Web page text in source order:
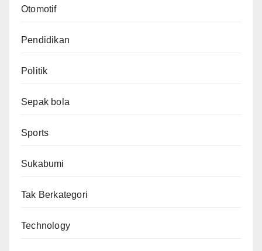
Otomotif
Pendidikan
Politik
Sepak bola
Sports
Sukabumi
Tak Berkategori
Technology